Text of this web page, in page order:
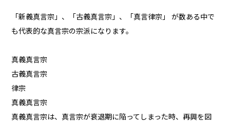
「新義真言宗」、「古義真言宗」、「真言律宗」 が数ある中で
も代表的な真言宗の宗派になります。
真義真言宗
古義真言宗
律宗
真義真言宗
真義真言宗は、真言宗が衰退期に陥ってしまった時、再興を図